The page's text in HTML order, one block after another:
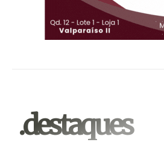
.destaques